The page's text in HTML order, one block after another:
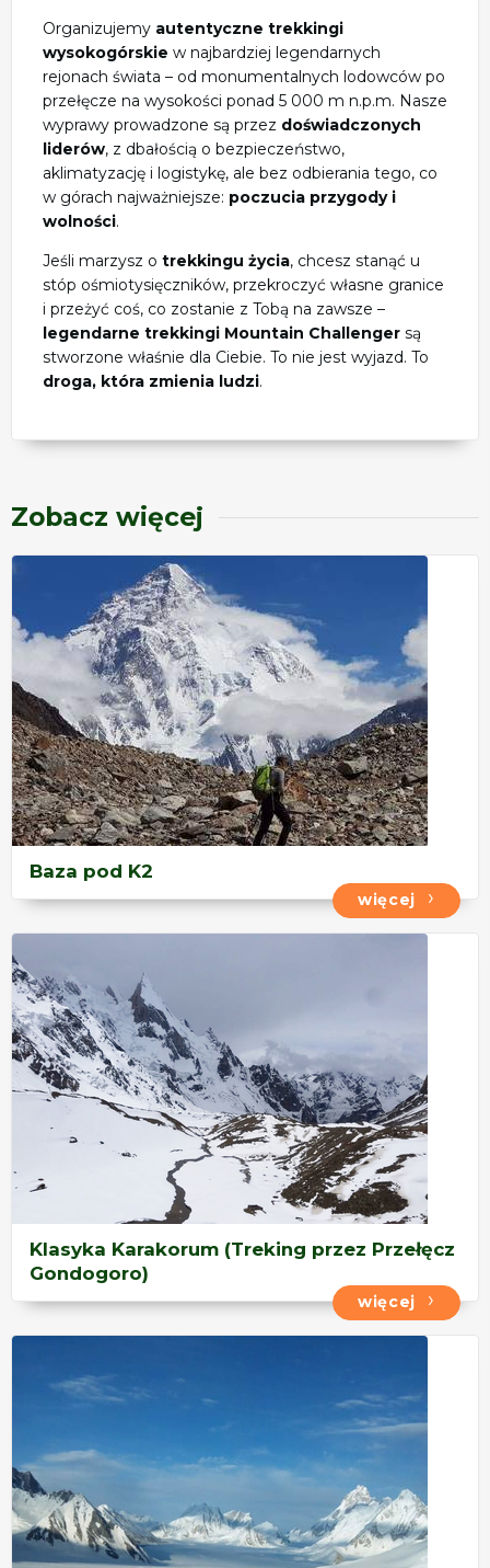
Organizujemy autentyczne trekkingi
wysokogórskie w najbardziej legendarnych
rejonach świata – od monumentalnych lodowców po
przełęcze na wysokości ponad 5 000 m n.p.m. Nasze
wyprawy prowadzone są przez doświadczonych
liderów, z dbałością o bezpieczeństwo,
aklimatyzację i logistykę, ale bez odbierania tego, co
w górach najważniejsze: poczucia przygody i
wolności.
Jeśli marzysz o trekkingu życia, chcesz stanąć u
stóp ośmiotysięczników, przekroczyć własne granice
i przeżyć coś, co zostanie z Tobą na zawsze –
legendarne trekkingi Mountain Challenger są
stworzone właśnie dla Ciebie. To nie jest wyjazd. To
droga, która zmienia ludzi.
Zobacz więcej
Baza pod K2
więcej
Klasyka Karakorum (Treking przez Przełęcz
Gondogoro)
więcej